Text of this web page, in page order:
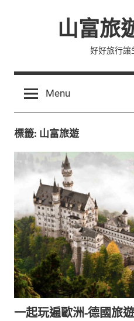
山富旅
好好旅行讓
Menu
標籤: 山富旅遊
一起玩遍歐洲-德國旅